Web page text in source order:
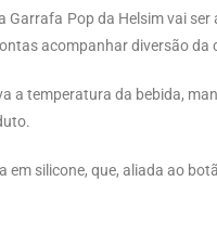
Pop da Helsim vai
acompanhar diversão da
a temperatura da bebida,
silicone, que, aliada ao